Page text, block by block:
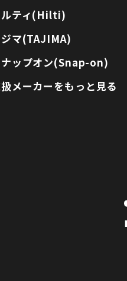
ルティ(Hilti)
マ(TAJIMA)
ナップオン(Snap-on)
メーカーをもっと見る